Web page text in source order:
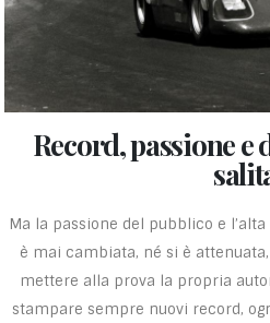
Record, passione
Ma la passione del pubblico e
è mai cambiata, né si è
mettere alla prova la propria
stampare sempre nuovi record,